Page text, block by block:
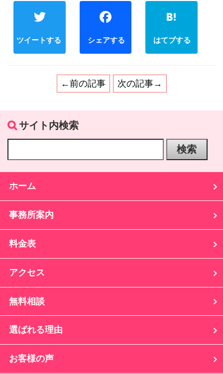
Twitter Facebook
←前の記事 次の記事→
サイト内検索
ホーム
事務所案内
料金表
アクセス
無料相談
選ばれる理由
お客様の声